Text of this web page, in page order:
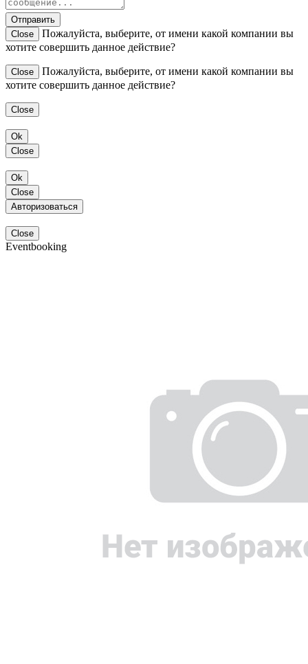
Отправить
Close
Пожалуйста, выберите, от имени какой компании вы
хотите совершить данное действие?
Close
Пожалуйста, выберите, от имени какой компании вы
хотите совершить данное действие?
Close
Ok
Close
Ok
Close
Авторизоваться
Close
Eventbooking